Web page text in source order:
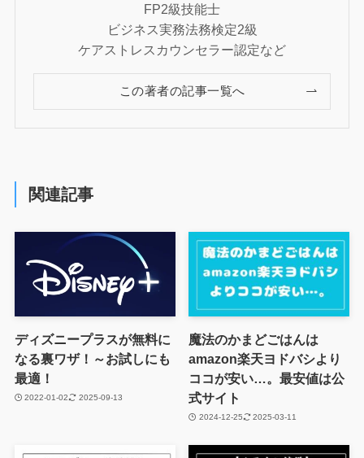
FP2級技能士
ビジネス実務法務検定2級
ケアストレスカウンセラー認定など
この著者の記事一覧へ
関連記事
ディズニープラスが無料に
なる裏ワザ！～お試しにも
最適！
2022-01-02 2025-09-13
魔法のかまどごはんは
amazon楽天ヨドバシより
ココが安い…。最安値は公
式サイト
2024-12-25 2025-03-11